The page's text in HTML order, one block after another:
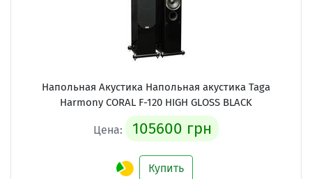
Напольная Акустика Напольная акустика Taga
Harmony CORAL F-120 HIGH GLOSS BLACK
Цена: 105600 грн
Купить